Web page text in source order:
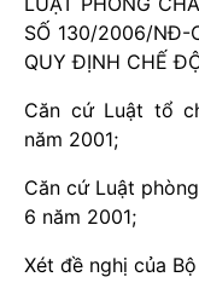
SỐ 130/2006/NĐ-
QUY ĐỊNH CHẾ
Căn cứ Luật tổ
năm 2001;
Căn cứ Luật
6 năm 2001;
Xét đề nghị của